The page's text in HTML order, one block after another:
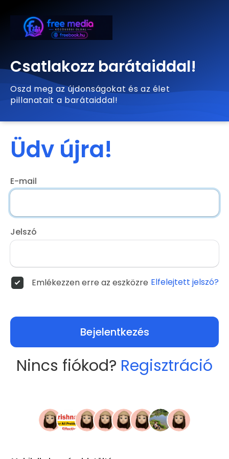
Csatlakozz barátaiddal!
Oszd meg az újdonságokat és az élet
pillanatait a barátaiddal!
Üdv újra!
E-mail
Jelszó
Emlékezzen erre az eszközre Elfelejtett jelszó?
Bejelentkezés
Nincs fiókod? Regisztráció